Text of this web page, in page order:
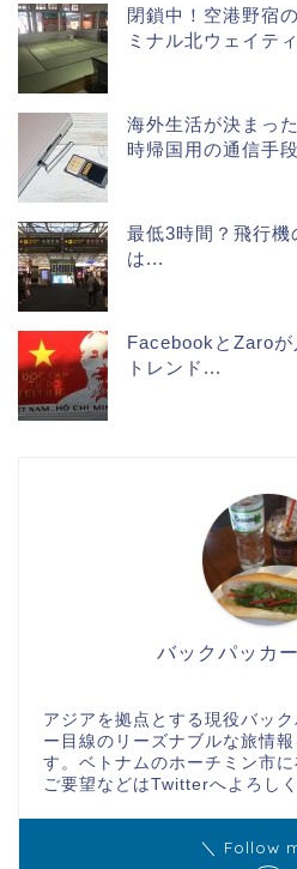
閉鎖中！空港野宿
ミナル北ウェイテ
海外生活が決まっ
時帰国用の通信手
最低3時間？飛行機
は...
FacebookとZaro
トレンド...
バックパッカ
アジアを拠点とする現役バッ
ー目線のリーズナブルな旅情
す。ベトナムのホーチミン市に
ご要望などはTwitterへよろし
＼ Follow